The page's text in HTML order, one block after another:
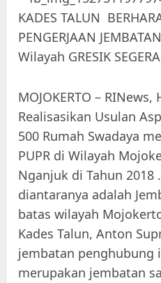
MOJOKERTO –
Realisasikan Usulan
500 Rumah Swadaya
PUPR di Wilayah
Nganjuk di Tahun 2018
diantaranya adalah
batas wilayah
Kades Talun, Anton
jembatan penghubung
merupakan jembatan